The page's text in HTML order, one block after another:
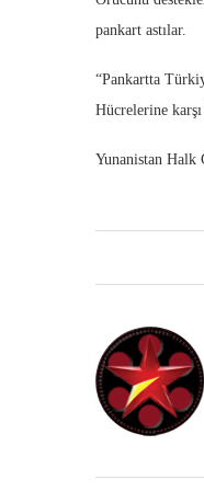
pankart astılar.
“Pankartta
Hücrelerine
Yunanistan Halk